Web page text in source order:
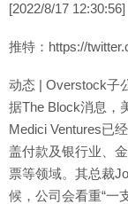
[2022/8/17 12:30:56]
推特：https://
动态 | Overstock子
据The Block消息，
Medici Ventures已
盖付款及银行业、
票等领域。其总裁
候，公司会看重“一